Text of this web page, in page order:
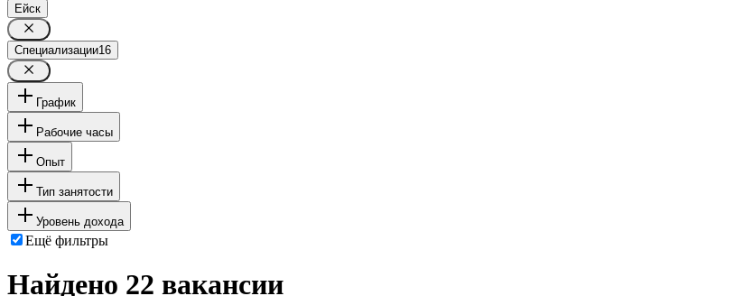
Ейск
Специализации16
График
Рабочие часы
Опыт
Тип занятости
Уровень дохода
Ещё фильтры
Найдено 22 вакансии